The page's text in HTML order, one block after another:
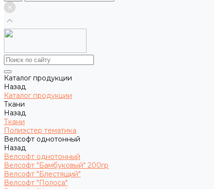
Каталог продукции
Назад
Каталог продукции
Ткани
Назад
Ткани
Полиэстер тематика
Велсофт однотонный
Назад
Велсофт однотонный
Велсофт "Бамбуковый" 200гр
Велсофт "Блестящий"
Велсофт "Полоса"